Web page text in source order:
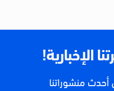
الإخبارية!
منشوراتنا